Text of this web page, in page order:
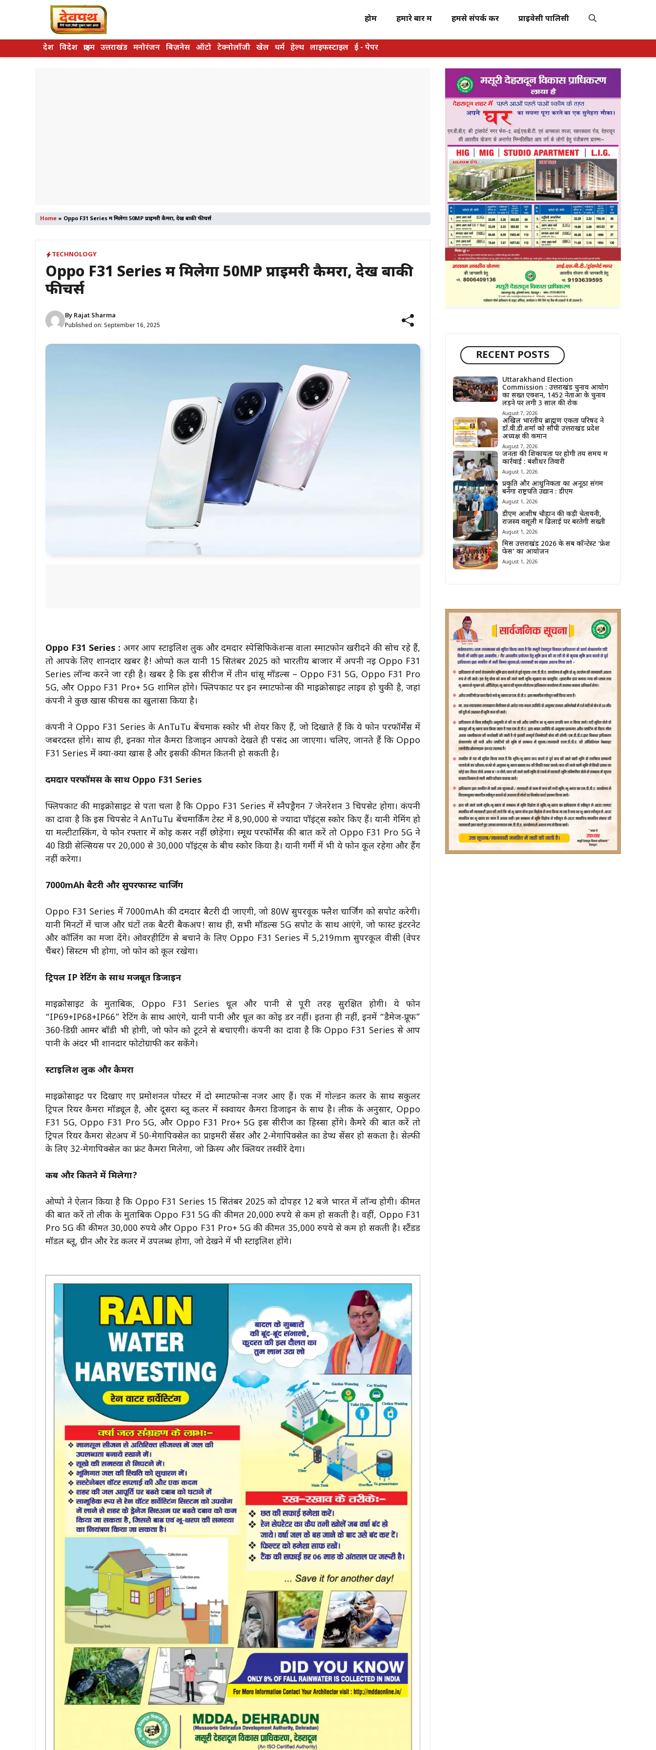
होम हमारे बारें में हमसे संपर्क करें प्राइवेसी पालिसी
देश विदेश क्राइम उत्तराखंड मनोरंजन बिज़नेस ऑटो टेक्नोलॉजी खेल धर्म हेल्थ लाइफस्टाइल ई - पेपर
Home » Oppo F31 Series में मिलेगा 50MP प्राइमरी कैमरा, देखें बाकी फीचर्स
TECHNOLOGY
Oppo F31 Series में मिलेगा 50MP प्राइमरी कैमरा, देखें बाकी
फीचर्स
By Rajat Sharma
Published on: September 16, 2025
Oppo F31 Series : अगर आप स्टाइलिश लुक और दमदार स्पेसिफिकेशन्स वाला स्मार्टफोन खरीदने की सोच रहे हैं,
तो आपके लिए शानदार खबर है! ओप्पो कल यानी 15 सितंबर 2025 को भारतीय बाजार में अपनी नई Oppo F31
Series लॉन्च करने जा रही है। खबर है कि इस सीरीज में तीन धांसू मॉडल्स – Oppo F31 5G, Oppo F31 Pro
5G, और Oppo F31 Pro+ 5G शामिल होंगे। फ्लिपकार्ट पर इन स्मार्टफोन्स की माइक्रोसाइट लाइव हो चुकी है, जहां
कंपनी ने कुछ खास फीचर्स का खुलासा किया है।
कंपनी ने Oppo F31 Series के AnTuTu बेंचमार्क स्कोर भी शेयर किए हैं, जो दिखाते हैं कि ये फोन परफॉर्मेंस में
जबरदस्त होंगे। साथ ही, इनका गोल कैमरा डिजाइन आपको देखते ही पसंद आ जाएगा। चलिए, जानते हैं कि Oppo
F31 Series में क्या-क्या खास है और इसकी कीमत कितनी हो सकती है।
दमदार परफॉर्मेंस के साथ Oppo F31 Series
फ्लिपकार्ट की माइक्रोसाइट से पता चला है कि Oppo F31 Series में स्नैपड्रैगन 7 जेनरेशन 3 चिपसेट होगा। कंपनी
का दावा है कि इस चिपसेट ने AnTuTu बेंचमार्किंग टेस्ट में 8,90,000 से ज्यादा पॉइंट्स स्कोर किए हैं। यानी गेमिंग हो
या मल्टीटास्किंग, ये फोन रफ्तार में कोई कसर नहीं छोड़ेगा। स्मूथ परफॉर्मेंस की बात करें तो Oppo F31 Pro 5G ने
40 डिग्री सेल्सियस पर 20,000 से 30,000 पॉइंट्स के बीच स्कोर किया है। यानी गर्मी में भी ये फोन कूल रहेगा और हैंग
नहीं करेगा।
7000mAh बैटरी और सुपरफास्ट चार्जिंग
Oppo F31 Series में 7000mAh की दमदार बैटरी दी जाएगी, जो 80W सुपरवूक फ्लैश चार्जिंग को सपोर्ट करेगी।
यानी मिनटों में चार्ज और घंटों तक बैटरी बैकअप! साथ ही, सभी मॉडल्स 5G सपोर्ट के साथ आएंगे, जो फास्ट इंटरनेट
और कॉलिंग का मजा देंगे। ओवरहीटिंग से बचाने के लिए Oppo F31 Series में 5,219mm सुपरकूल वीसी (वेपर
चैंबर) सिस्टम भी होगा, जो फोन को कूल रखेगा।
ट्रिपल IP रेटिंग के साथ मजबूत डिजाइन
माइक्रोसाइट के मुताबिक, Oppo F31 Series धूल और पानी से पूरी तरह सुरक्षित होगी। ये फोन
“IP69+IP68+IP66” रेटिंग के साथ आएंगे, यानी पानी और धूल का कोई डर नहीं। इतना ही नहीं, इनमें “डैमेज-प्रूफ”
360-डिग्री आर्मर बॉडी भी होगी, जो फोन को टूटने से बचाएगी। कंपनी का दावा है कि Oppo F31 Series से आप
पानी के अंदर भी शानदार फोटोग्राफी कर सकेंगे।
स्टाइलिश लुक और कैमरा
माइक्रोसाइट पर दिखाए गए प्रमोशनल पोस्टर में दो स्मार्टफोन्स नजर आए हैं। एक में गोल्डन कलर के साथ सर्कुलर
ट्रिपल रियर कैमरा मॉड्यूल है, और दूसरा ब्लू कलर में स्क्वायर कैमरा डिजाइन के साथ है। लीक के अनुसार, Oppo
F31 5G, Oppo F31 Pro 5G, और Oppo F31 Pro+ 5G इस सीरीज का हिस्सा होंगे। कैमरे की बात करें तो
ट्रिपल रियर कैमरा सेटअप में 50-मेगापिक्सेल का प्राइमरी सेंसर और 2-मेगापिक्सेल का डेप्थ सेंसर हो सकता है। सेल्फी
के लिए 32-मेगापिक्सेल का फ्रंट कैमरा मिलेगा, जो क्रिस्प और क्लियर तस्वीरें देगा।
कब और कितने में मिलेगा?
ओप्पो ने ऐलान किया है कि Oppo F31 Series 15 सितंबर 2025 को दोपहर 12 बजे भारत में लॉन्च होगी। कीमत
की बात करें तो लीक के मुताबिक Oppo F31 5G की कीमत 20,000 रुपये से कम हो सकती है। वहीं, Oppo F31
Pro 5G की कीमत 30,000 रुपये और Oppo F31 Pro+ 5G की कीमत 35,000 रुपये से कम हो सकती है। स्टैंडर्ड
मॉडल ब्लू, ग्रीन और रेड कलर में उपलब्ध होगा, जो देखने में भी स्टाइलिश होंगे।
RECENT POSTS
Uttarakhand Election
Commission : उत्तराखंड चुनाव आयोग
का सख्त एक्शन, 1452 नेताओं के चुनाव
लड़ने पर लगी 3 साल की रोक
August 7, 2026
अखिल भारतीय ब्राह्मण एकता परिषद ने
डॉ.वी.डी.शर्मा को सौंपी उत्तराखंड प्रदेश
अध्यक्ष की कमान
August 7, 2026
जनता की शिकायतों पर होगी तय समय में
कार्रवाई : बंशीधर तिवारी
August 1, 2026
प्रकृति और आधुनिकता का अनूठा संगम
बनेगा राष्ट्रपति उद्यान : डीएम
August 1, 2026
डीएम आशीष चौहान की कड़ी चेतावनी,
राजस्व वसूली में ढिलाई पर बरतेगी सख्ती
August 1, 2026
मिस उत्तराखंड 2026 के सब कॉन्टेस्ट ‘फ्रेश
फेस’ का आयोजन
August 1, 2026